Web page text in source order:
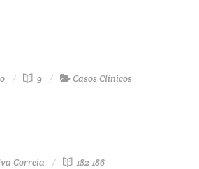
9 Casos Clínicos
Correia
182-186